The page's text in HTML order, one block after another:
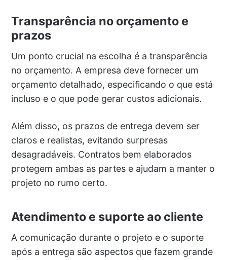
Transparência no orçamento e
prazos
Um ponto crucial na escolha é a transparência
no orçamento. A empresa deve fornecer um
orçamento detalhado, especificando o que está
incluso e o que pode gerar custos adicionais.
Além disso, os prazos de entrega devem ser
claros e realistas, evitando surpresas
desagradáveis. Contratos bem elaborados
protegem ambas as partes e ajudam a manter o
projeto no rumo certo.
Atendimento e suporte ao cliente
A comunicação durante o projeto e o suporte
após a entrega são aspectos que fazem grande